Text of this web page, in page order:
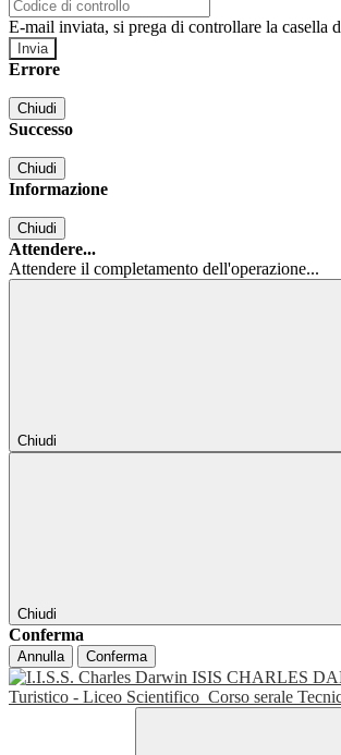
E-mail inviata, si prega di controllare la casella
Errore
Chiudi
Successo
Chiudi
Informazione
Chiudi
Attendere...
Attendere il completamento dell'operazione...
Chiudi
Chiudi
Conferma
Annulla Conferma
ISIS CHARLES
Turistico - Liceo Scientifico Corso serale